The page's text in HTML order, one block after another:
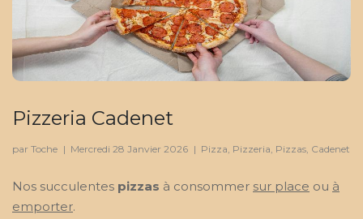
Pizzeria Cadenet
par Toche | Mercredi 28 Janvier 2026 | Pizza, Pizzeria, Pizzas, Cadenet
Nos succulentes pizzas à consommer sur place ou à
emporter.